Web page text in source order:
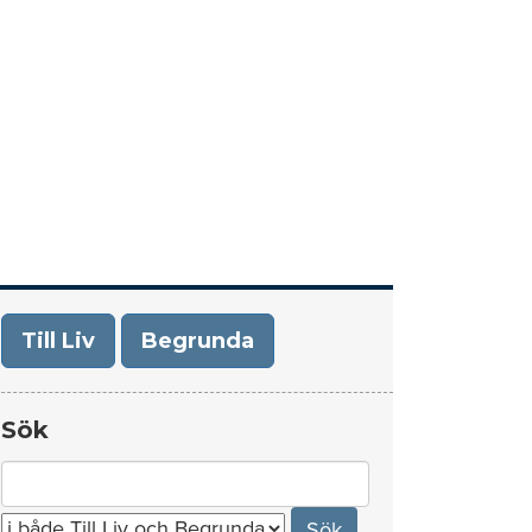
Till Liv Begrunda
Sök
for: